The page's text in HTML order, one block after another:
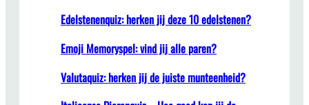
Edelstenenquiz: herken jij deze 10 edelstenen?
Emoji Memoryspel: vind jij alle paren?
Valutaquiz: herken jij de juiste munteenheid?